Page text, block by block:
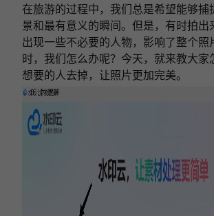
在旅游的过程中，我们总是希望能够捕
景和最有意义的瞬间。但是，有时拍出
出现一些不必要的人物，影响了整个照
时，我们怎么办呢？今天，就来教大家
想要的人去掉，让照片更加完美。